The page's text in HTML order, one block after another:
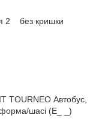
2 без кришки
TOURNEO Автобус,
шасі (E_ _)